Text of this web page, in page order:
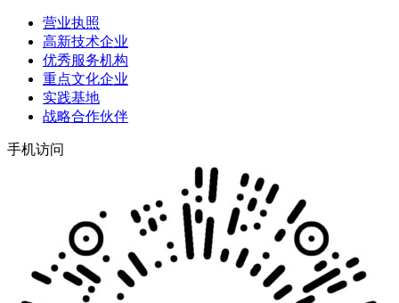
营业执照
高新技术企业
优秀服务机构
重点文化企业
实践基地
战略合作伙伴
手机访问